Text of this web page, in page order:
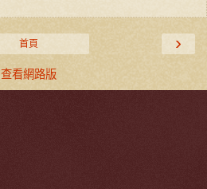
›
首頁
查看網路版